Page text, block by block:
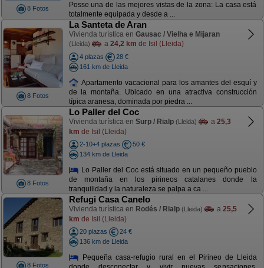
8 Fotos
Posse una de las mejores vistas de la zona: La casa está
totalmente equipada y desde a ...
8 Fotos
La Santeta de Aran
Vivienda turística en Gausac / Vielha e Mijaran
(Lleida) a 24,2 km de Isil (Lleida)
4 plazas
28 €
161 km de Lleida
Apartamento vacacional para los amantes del esquí y
de la montaña. Ubicado en una atractiva construcción
típica aranesa, dominada por piedra ...
8 Fotos
Lo Paller del Coc
Vivienda turística en Surp / Rialp (Lleida) a 25,3
km de Isil (Lleida)
2-10+4 plazas
50 €
134 km de Lleida
Lo Paller del Coc está situado en un pequeño pueblo
de montaña en los pirineos catalanes donde la
tranquilidad y la naturaleza se palpa a ca ...
8 Fotos
Refugi Casa Canelo
Vivienda turística en Rodés / Rialp (Lleida) a 25,5
km de Isil (Lleida)
20 plazas
24 €
136 km de Lleida
Pequeña casa-refugio rural en el Pirineo de Lleida